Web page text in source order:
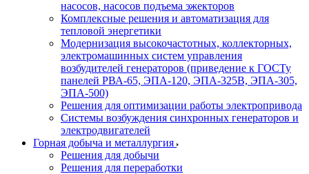
насосов, насосов подъема эжекторов
Комплексные решения и автоматизация для
тепловой энергетики
Модернизация высокочастотных, коллекторных,
электромашинных систем управления
возбудителей генераторов (приведение к ГОСТу
панелей РВА-65, ЭПА-120, ЭПА-325В, ЭПА-305,
ЭПА-500)
Решения для оптимизации работы электропривода
Системы возбуждения синхронных генераторов и
электродвигателей
Горная добыча и металлургия
Решения для добычи
Решения для переработки